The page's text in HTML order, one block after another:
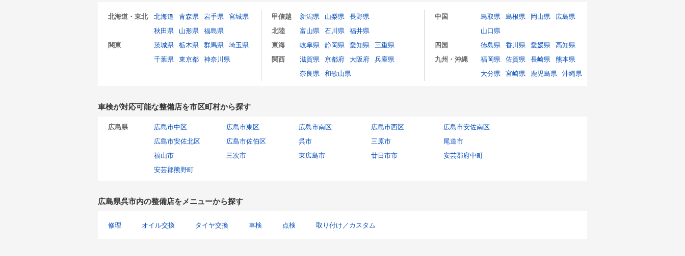
北海道・東北 北海道 青森県 岩手県
宮城県
秋田県
山形県
福島県
関東
茨城県 栃木県 群馬県
埼玉県
千葉県
東京都 神奈川県
甲信越 新潟県 山梨県
長野県
北陸
富山県 石川県
福井県
東海
岐阜県 静岡県 愛知県
三重県
関西
滋賀県 京都府 大阪府
兵庫県
奈良県
和歌山県
中国 鳥取県 島根県 岡山県
広島県
山口県
四国
徳島県 香川県 愛媛県
高知県
九州・沖縄
福岡県 佐賀県 長崎県
熊本県
大分県
宮崎県 鹿児島県 沖縄県
車検が対応可能な整備店を市区町村から探す
広島県 広島市中区 広島市東区 広島市南区 広島市西区
広島市安佐南区
広島市安佐北区
広島市佐伯区 呉市 三原市
尾道市
福山市
三次市 東広島市 廿日市市
安芸郡府中町
安芸郡熊野町
広島県呉市内の整備店をメニューから探す
修理 オイル交換 タイヤ交換 車検 点検 取り付け／カスタム